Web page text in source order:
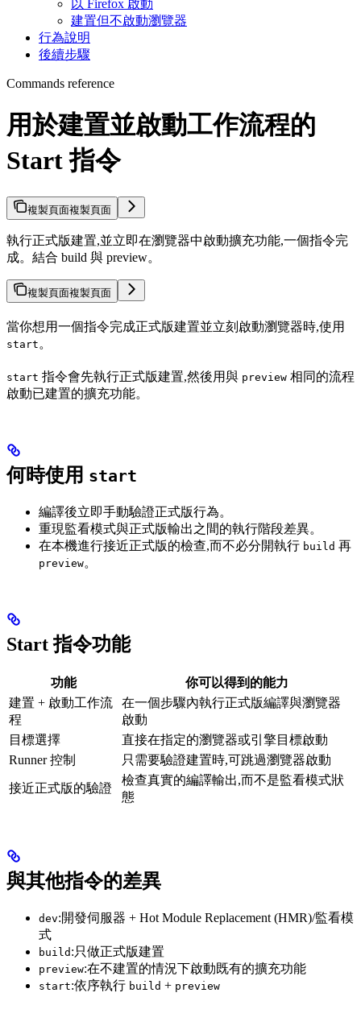
以 Firefox 啟動
建置但不啟動瀏覽器
行為說明
後續步驟
Commands reference
用於建置並啟動工作流程的
Start 指令
複製頁面複製頁面
執行正式版建置,並立即在瀏覽器中啟動擴充功能,一個指令完
成。結合 build 與 preview。
複製頁面複製頁面
當你想用一個指令完成正式版建置並立刻啟動瀏覽器時,使用
start 。
start 指令會先執行正式版建置,然後用與 preview 相同的流程
啟動已建置的擴充功能。
何時使用 start
編譯後立即手動驗證正式版行為。
重現監看模式與正式版輸出之間的執行階段差異。
在本機進行接近正式版的檢查,而不必分開執行 build 再
preview。
Start 指令功能
功能
你可以得到的能力
建置 + 啟動工作流
程
在一個步驟內執行正式版編譯與瀏覽器
啟動
目標選擇
直接在指定的瀏覽器或引擎目標啟動
Runner 控制
只需要驗證建置時,可跳過瀏覽器啟動
接近正式版的驗證
檢查真實的編譯輸出,而不是監看模式狀
態
與其他指令的差異
dev:開發伺服器 + Hot Module Replacement (HMR)/監看模
式
build :只做正式版建置
preview:在不建置的情況下啟動既有的擴充功能
start:依序執行 build + preview